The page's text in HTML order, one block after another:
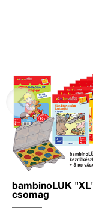
bambinoLÜK
csomag